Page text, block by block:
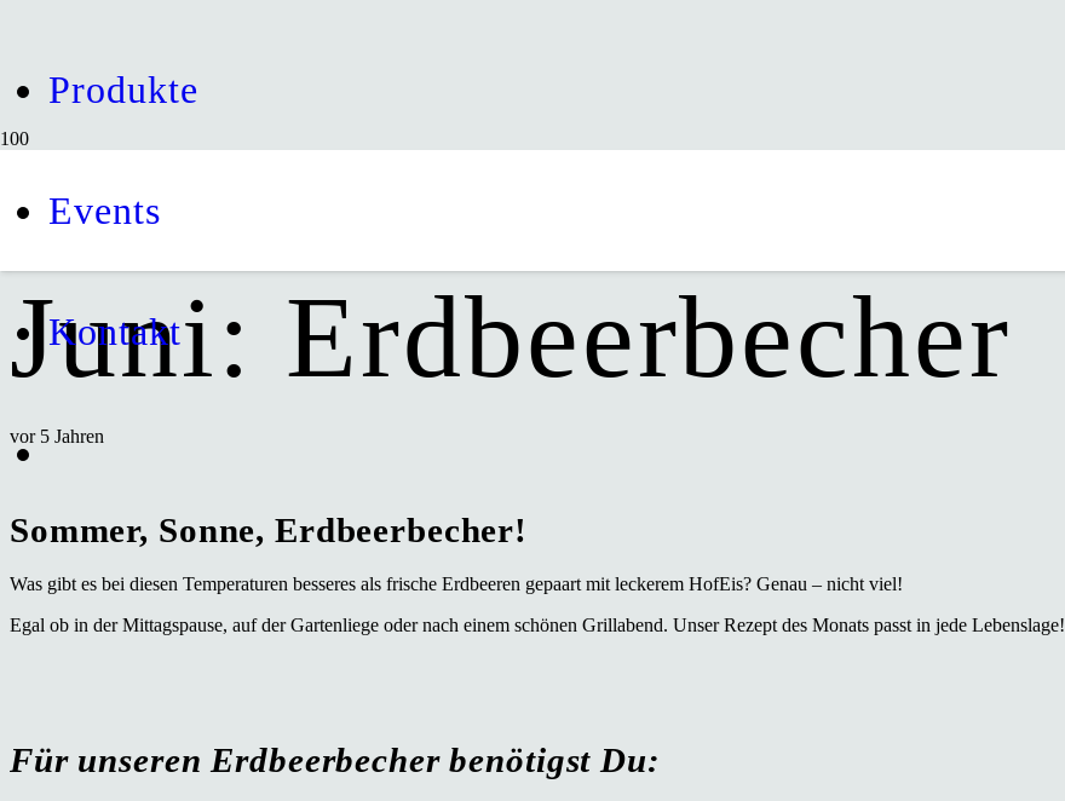
Produkte
Events
Kontakt
Rezept des Monats
Juni: Erdbeerbecher
vor 5 Jahren
Sommer, Sonne, Erdbeerbecher!
Was gibt es bei diesen Temperaturen besseres als frische Erdbeeren gepaart mit leckerem HofEis? Genau – nicht viel!
Egal ob in der Mittagspause, auf der Gartenliege oder nach einem schönen Grillabend. Unser Rezept des Monats passt in jede Lebenslage!
Für unseren Erdbeerbecher benötigst Du: